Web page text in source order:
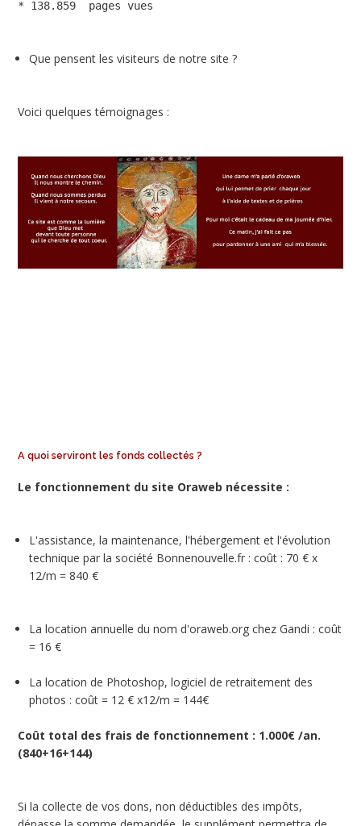
Que pensent les visiteurs de notre site ?
Voici quelques témoignages :
A quoi serviront les fonds collectés ?
Le fonctionnement du site Oraweb nécessite :
L'assistance, la maintenance, l'hébergement et l'évolution
technique par la société Bonnenouvelle.fr : coût : 70 € x
12/m = 840 €
La location annuelle du nom d'oraweb.org chez Gandi : coût
= 16 €
La location de Photoshop, logiciel de retraitement des
photos : coût = 12 € x12/m = 144€
Coût total des frais de fonctionnement : 1.000€ /an.
(840+16+144)
Si la collecte de vos dons, non déductibles des impôts,